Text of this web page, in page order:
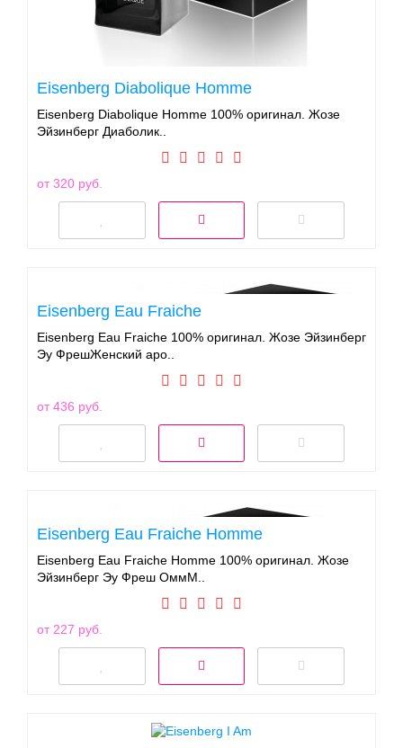
Eisenberg Diabolique Homme
Eisenberg Diabolique Homme 100% оригинал. Жозе
Эйзинберг Диаболик..
от 320 руб.
Eisenberg Eau Fraiche
Eisenberg Eau Fraiche 100% оригинал. Жозе Эйзинберг
Эу ФрешЖенский аро..
от 436 руб.
Eisenberg Eau Fraiche Homme
Eisenberg Eau Fraiche Homme 100% оригинал. Жозе
Эйзинберг Эу Фреш ОммМ..
от 227 руб.